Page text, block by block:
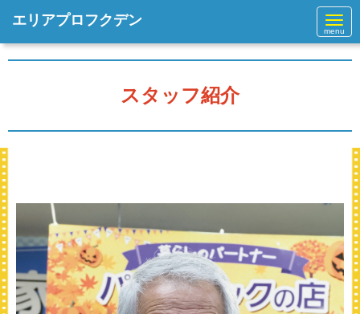
N
a
v
i
n
エリアプロフクデン
スタッフ紹介